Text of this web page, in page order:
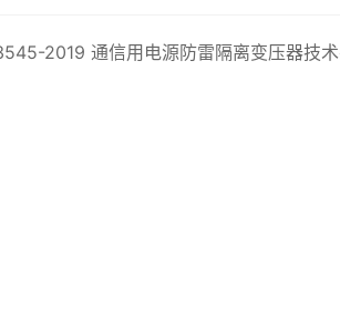
2019 通信用电源防雷隔离变压器技